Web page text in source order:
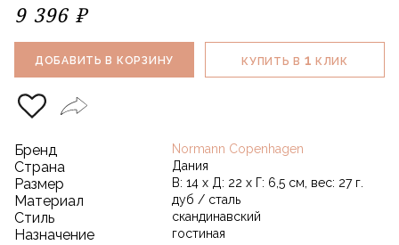
9 396 ₽
ДОБАВИТЬ В КОРЗИНУ КУПИТЬ В 1 КЛИК
Бренд Normann Copenhagen
Страна Дания
Размер В: 14 x Д: 22 x Г: 6,5 см, вес: 27 г.
Материал дуб / сталь
Стиль скандинавский
Назначение гостиная